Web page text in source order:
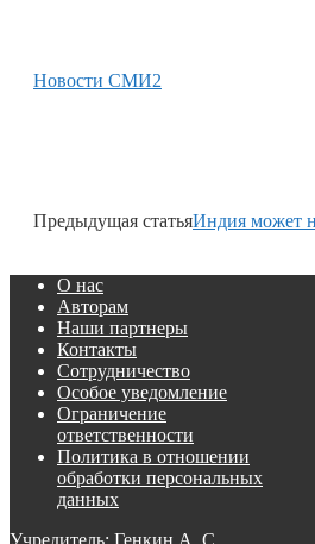
Новости СМИ2
Предыдущая статьяИндия может
О нас
Авторам
Наши партнеры
Контакты
Сотрудничество
Особое уведомление
Ограничение
ответственности
Политика в отношении
обработки персональных
данных